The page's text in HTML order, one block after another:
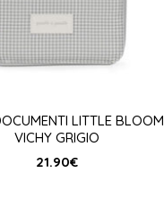
LITTLE BLOOM
VICHY GRIGIO
21.90€